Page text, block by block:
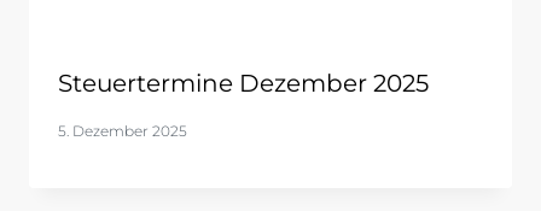
Steuertermine Dezember 2025
5. Dezember 2025